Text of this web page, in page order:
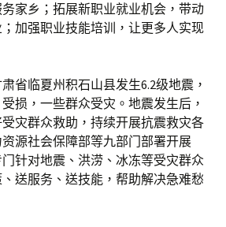
家乡；拓展新职业就业机会，带动
加强职业技能培训，让更多人实现
省临夏州积石山县发生6.2级地震，
损，一些群众受灾。地震发生后，
灾群众救助，持续开展抗震救灾各
源社会保障部等九部门部署开展
针对地震、洪涝、冰冻等受灾群众
送服务、送技能，帮助解决急难愁